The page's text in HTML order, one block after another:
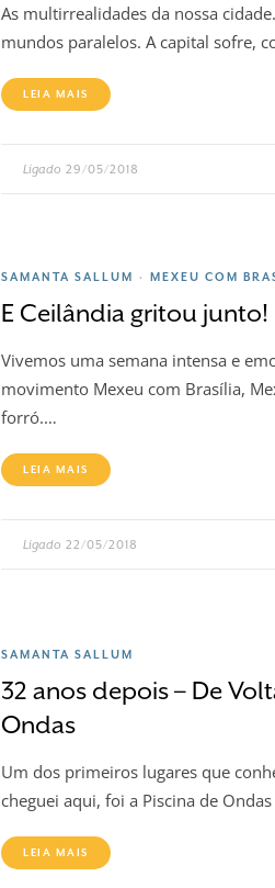
As multirrealidades da nossa
mundos paralelos. A capital sofre,
LEIA MAIS
Ligado 29/05/2018
SAMANTA SALLUM • MEXEU COM
E Ceilândia gritou junto!
Vivemos uma semana intensa e
movimento Mexeu com Brasília,
forró.…
LEIA MAIS
Ligado 22/05/2018
SAMANTA SALLUM
32 anos depois – De
Ondas
Um dos primeiros lugares que
cheguei aqui, foi a Piscina de
LEIA MAIS